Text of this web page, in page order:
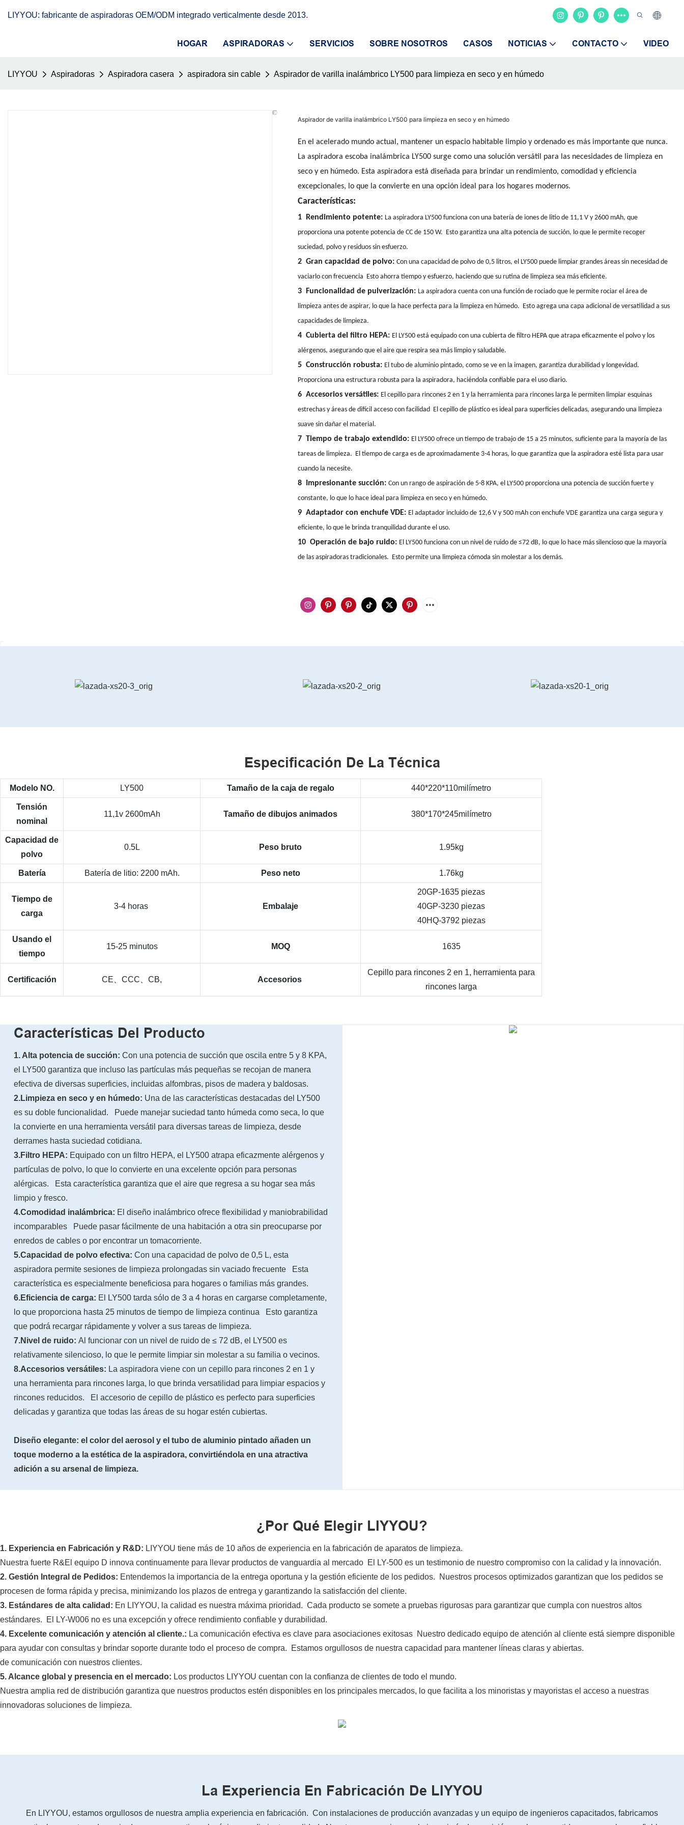
LIYYOU: fabricante de aspiradoras OEM/ODM integrado verticalmente desde 2013.
HOGAR ASPIRADORAS SERVICIOS SOBRE NOSOTROS CASOS NOTICIAS CONTACTO VIDEO
LIYYOU Aspiradoras Aspiradora casera aspiradora sin cable Aspirador de varilla inalámbrico LY500 para limpieza en seco y en húmedo
Aspirador de varilla inalámbrico LY500 para limpieza en seco y en húmedo
En el acelerado mundo actual, mantener un espacio habitable limpio y ordenado es más importante que nunca.
La aspiradora escoba inalámbrica LY500 surge como una solución versátil para las necesidades de limpieza en
seco y en húmedo. Esta aspiradora está diseñada para brindar un rendimiento, comodidad y eficiencia
excepcionales, lo que la convierte en una opción ideal para los hogares modernos.
Características:
1 Rendimiento potente: La aspiradora LY500 funciona con una batería de iones de litio de 11,1 V y 2600 mAh, que
proporciona una potente potencia de CC de 150 W. Esto garantiza una alta potencia de succión, lo que le permite recoger
suciedad, polvo y residuos sin esfuerzo.
2 Gran capacidad de polvo: Con una capacidad de polvo de 0,5 litros, el LY500 puede limpiar grandes áreas sin necesidad de
vaciarlo con frecuencia Esto ahorra tiempo y esfuerzo, haciendo que su rutina de limpieza sea más eficiente.
3 Funcionalidad de pulverización: La aspiradora cuenta con una función de rociado que le permite rociar el área de
limpieza antes de aspirar, lo que la hace perfecta para la limpieza en húmedo. Esto agrega una capa adicional de versatilidad a sus
capacidades de limpieza.
4 Cubierta del filtro HEPA: El LY500 está equipado con una cubierta de filtro HEPA que atrapa eficazmente el polvo y los
alérgenos, asegurando que el aire que respira sea más limpio y saludable.
5 Construcción robusta: El tubo de aluminio pintado, como se ve en la imagen, garantiza durabilidad y longevidad.
Proporciona una estructura robusta para la aspiradora, haciéndola confiable para el uso diario.
6 Accesorios versátiles: El cepillo para rincones 2 en 1 y la herramienta para rincones larga le permiten limpiar esquinas
estrechas y áreas de difícil acceso con facilidad El cepillo de plástico es ideal para superficies delicadas, asegurando una limpieza
suave sin dañar el material.
7 Tiempo de trabajo extendido: El LY500 ofrece un tiempo de trabajo de 15 a 25 minutos, suficiente para la mayoría de las
tareas de limpieza. El tiempo de carga es de aproximadamente 3-4 horas, lo que garantiza que la aspiradora esté lista para usar
cuando la necesite.
8 Impresionante succión: Con un rango de aspiración de 5-8 KPA, el LY500 proporciona una potencia de succión fuerte y
constante, lo que lo hace ideal para limpieza en seco y en húmedo.
9 Adaptador con enchufe VDE: El adaptador incluido de 12,6 V y 500 mAh con enchufe VDE garantiza una carga segura y
eficiente, lo que le brinda tranquilidad durante el uso.
10 Operación de bajo ruido: El LY500 funciona con un nivel de ruido de ≤72 dB, lo que lo hace más silencioso que la mayoría
de las aspiradoras tradicionales. Esto permite una limpieza cómoda sin molestar a los demás.
Especificación De La Técnica
Modelo NO. LY500 Tamaño de la caja de regalo 440*220*110milímetro
Tensión
nominal
11,1v 2600mAh Tamaño de dibujos animados 380*170*245milímetro
Capacidad de
polvo
0.5L Peso bruto 1.95kg
Batería Batería de litio: 2200 mAh. Peso neto 1.76kg
Tiempo de
carga
3-4 horas Embalaje
20GP-1635 piezas
40GP-3230 piezas
40HQ-3792 piezas
Usando el
tiempo
15-25 minutos MOQ 1635
Certificación CE、CCC、CB, Accesorios
Cepillo para rincones 2 en 1, herramienta para
rincones larga
Características Del Producto
1. Alta potencia de succión: Con una potencia de succión que oscila entre 5 y 8 KPA,
el LY500 garantiza que incluso las partículas más pequeñas se recojan de manera
efectiva de diversas superficies, incluidas alfombras, pisos de madera y baldosas.
2.Limpieza en seco y en húmedo: Una de las características destacadas del LY500
es su doble funcionalidad. Puede manejar suciedad tanto húmeda como seca, lo que
la convierte en una herramienta versátil para diversas tareas de limpieza, desde
derrames hasta suciedad cotidiana.
3.Filtro HEPA: Equipado con un filtro HEPA, el LY500 atrapa eficazmente alérgenos y
partículas de polvo, lo que lo convierte en una excelente opción para personas
alérgicas. Esta característica garantiza que el aire que regresa a su hogar sea más
limpio y fresco.
4.Comodidad inalámbrica: El diseño inalámbrico ofrece flexibilidad y maniobrabilidad
incomparables Puede pasar fácilmente de una habitación a otra sin preocuparse por
enredos de cables o por encontrar un tomacorriente.
5.Capacidad de polvo efectiva: Con una capacidad de polvo de 0,5 L, esta
aspiradora permite sesiones de limpieza prolongadas sin vaciado frecuente Esta
característica es especialmente beneficiosa para hogares o familias más grandes.
6.Eficiencia de carga: El LY500 tarda sólo de 3 a 4 horas en cargarse completamente,
lo que proporciona hasta 25 minutos de tiempo de limpieza continua Esto garantiza
que podrá recargar rápidamente y volver a sus tareas de limpieza.
7.Nivel de ruido: Al funcionar con un nivel de ruido de ≤ 72 dB, el LY500 es
relativamente silencioso, lo que le permite limpiar sin molestar a su familia o vecinos.
8.Accesorios versátiles: La aspiradora viene con un cepillo para rincones 2 en 1 y
una herramienta para rincones larga, lo que brinda versatilidad para limpiar espacios y
rincones reducidos. El accesorio de cepillo de plástico es perfecto para superficies
delicadas y garantiza que todas las áreas de su hogar estén cubiertas.
Diseño elegante: el color del aerosol y el tubo de aluminio pintado añaden un
toque moderno a la estética de la aspiradora, convirtiéndola en una atractiva
adición a su arsenal de limpieza.
¿Por Qué Elegir LIYYOU?
1. Experiencia en Fabricación y R&D: LIYYOU tiene más de 10 años de experiencia en la fabricación de aparatos de limpieza.
Nuestra fuerte R&El equipo D innova continuamente para llevar productos de vanguardia al mercado El LY-500 es un testimonio de nuestro compromiso con la calidad y la innovación.
2. Gestión Integral de Pedidos: Entendemos la importancia de la entrega oportuna y la gestión eficiente de los pedidos. Nuestros procesos optimizados garantizan que los pedidos se
procesen de forma rápida y precisa, minimizando los plazos de entrega y garantizando la satisfacción del cliente.
3. Estándares de alta calidad: En LIYYOU, ​​la calidad es nuestra máxima prioridad. Cada producto se somete a pruebas rigurosas para garantizar que cumpla con nuestros altos
estándares. El LY-W006 no es una excepción y ofrece rendimiento confiable y durabilidad.
4. Excelente comunicación y atención al cliente.: La comunicación efectiva es clave para asociaciones exitosas Nuestro dedicado equipo de atención al cliente está siempre disponible
para ayudar con consultas y brindar soporte durante todo el proceso de compra. Estamos orgullosos de nuestra capacidad para mantener líneas claras y abiertas.
de comunicación con nuestros clientes.
5. Alcance global y presencia en el mercado: Los productos LIYYOU cuentan con la confianza de clientes de todo el mundo.
Nuestra amplia red de distribución garantiza que nuestros productos estén disponibles en los principales mercados, lo que facilita a los minoristas y mayoristas el acceso a nuestras
innovadoras soluciones de limpieza.
La Experiencia En Fabricación De LIYYOU
En LIYYOU, ​​estamos orgullosos de nuestra amplia experiencia en fabricación. Con instalaciones de producción avanzadas y un equipo de ingenieros capacitados, fabricamos